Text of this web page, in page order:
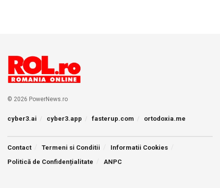
© 2026 PowerNews.ro
cyber3.ai cyber3.app fasterup.com ortodoxia.me
Contact Termeni si Conditii
Informatii Cookies
Politică de Confidențialitate
ANPC